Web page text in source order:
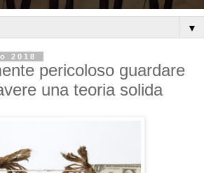
▼
2018
pericoloso guardare
una teoria solida